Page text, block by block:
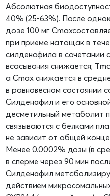
Абсолютная
40% (25-63%). После
дозе 100 мг
при приеме натощак в
силденафила в сочетании
всасывания снижается;
а Cmax снижается в
в равновесном состоянии
Силденафил и его
десметильный метаболит
связываются с белками
не зависит от общей
Менее 0.0002% дозы (в
в сперме через 90 мин
Силденафил
действием